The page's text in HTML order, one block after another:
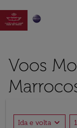

Voos
Ida e volta expand_more